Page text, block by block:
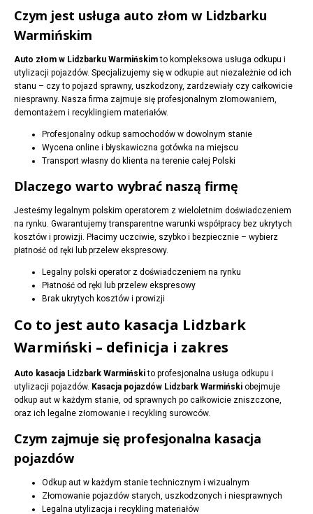
Czym jest usługa auto złom w Lidzbarku
Warmińskim
Auto złom w Lidzbarku Warmińskimto kompleksowa usługa odkupu i
utylizacji pojazdów. Specjalizujemy się w odkupie aut niezależnie od ich
stanu – czy to pojazd sprawny, uszkodzony, zardzewiały czy całkowicie
niesprawny. Nasza firma zajmuje się profesjonalnym złomowaniem,
demontażem i recyklingiem materiałów.
Profesjonalny odkup samochodów w dowolnym stanie
Wycena online i błyskawiczna gotówka na miejscu
Transport własny do klienta na terenie całej Polski
Dlaczego warto wybrać naszą firmę
Jesteśmy legalnym polskim operatorem z wieloletnim doświadczeniem
na rynku. Gwarantujemy transparentne warunki współpracy bez ukrytych
kosztów i prowizji. Płacimy uczciwie, szybko i bezpiecznie – wybierz
płatność od ręki lub przelew ekspresowy.
Legalny polski operator z doświadczeniem na rynku
Płatność od ręki lub przelew ekspresowy
Brak ukrytych kosztów i prowizji
Co to jest auto kasacja Lidzbark
Warmiński – definicja i zakres
Auto kasacja Lidzbark Warmińskito profesjonalna usługa odkupu i
utylizacji pojazdów. Kasacja pojazdów Lidzbark Warmiński obejmuje
odkup aut w każdym stanie, od sprawnych po całkowicie zniszczone,
oraz ich legalne złomowanie i recykling surowców.
Czym zajmuje się profesjonalna kasacja
pojazdów
Odkup aut w każdym stanie technicznym i wizualnym
Złomowanie pojazdów starych, uszkodzonych i niesprawnych
Legalna utylizacja i recykling materiałów